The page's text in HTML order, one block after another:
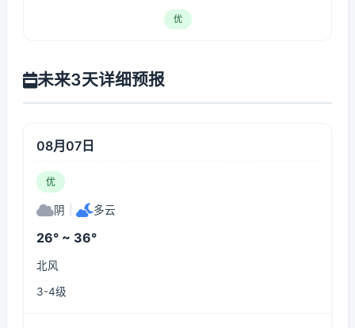
优
未来3天详细预报
08月07日
优
阴 多云
26° ~ 36°
北风
3-4级